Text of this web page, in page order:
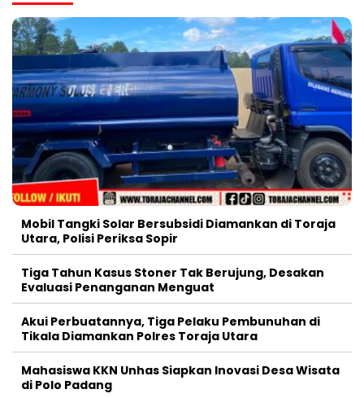
Mobil Tangki Solar Bersubsidi Diamankan di Toraja
Utara, Polisi Periksa Sopir
Tiga Tahun Kasus Stoner Tak Berujung, Desakan
Evaluasi Penanganan Menguat
Akui Perbuatannya, Tiga Pelaku Pembunuhan di
Tikala Diamankan Polres Toraja Utara
Mahasiswa KKN Unhas Siapkan Inovasi Desa Wisata
di Polo Padang